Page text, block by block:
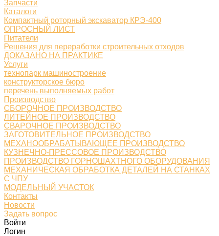
Запчасти
Каталоги
Компактный роторный экскаватор КРЭ-400
ОПРОСНЫЙ ЛИСТ
Питатели
Решения для переработки строительных отходов
ДОКАЗАНО НА ПРАКТИКЕ
Услуги
технопарк машиностроение
конструкторское бюро
перечень выполняемых работ
Производство
СБОРОЧНОЕ ПРОИЗВОДСТВО
ЛИТЕЙНОЕ ПРОИЗВОДСТВО
СВАРОЧНОЕ ПРОИЗВОДСТВО
ЗАГОТОВИТЕЛЬНОЕ ПРОИЗВОДСТВО
МЕХАНООБРАБАТЫВАЮЩЕЕ ПРОИЗВОДСТВО
КУЗНЕЧНО-ПРЕССОВОЕ ПРОИЗВОДСТВО
ПРОИЗВОДСТВО ГОРНОШАХТНОГО ОБОРУДОВАНИЯ
МЕХАНИЧЕСКАЯ ОБРАБОТКА ДЕТАЛЕЙ НА СТАНКАХ
С ЧПУ
МОДЕЛЬНЫЙ УЧАСТОК
Контакты
Новости
Задать вопрос
Войти
Логин